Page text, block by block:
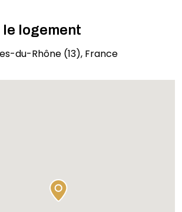
le logement
du-Rhône (13), France